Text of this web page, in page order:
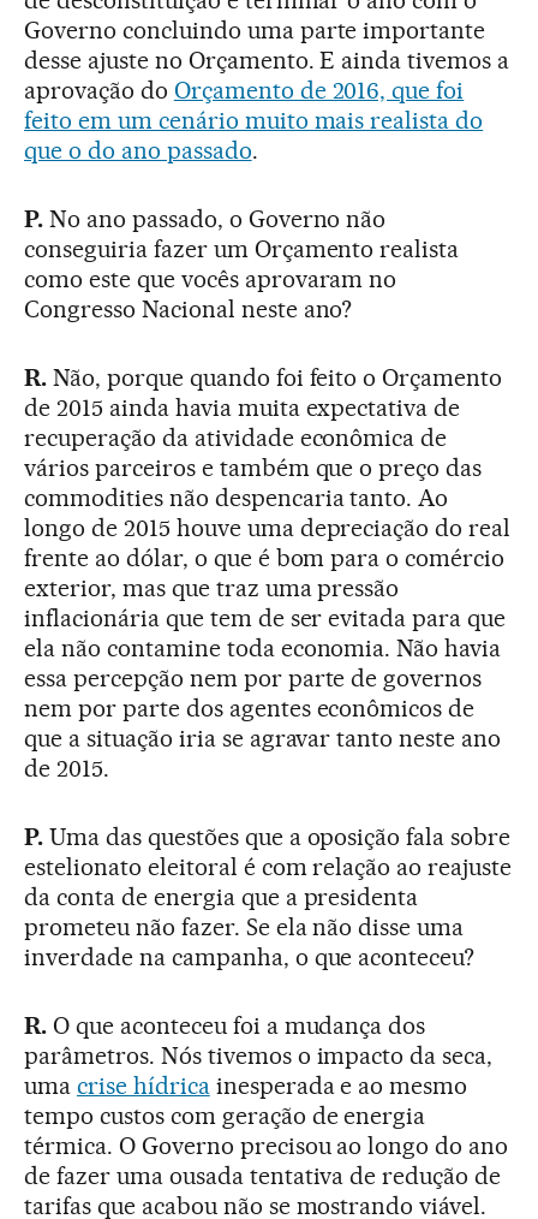
Governo concluindo uma parte importante
desse ajuste no Orçamento. E ainda tivemos a
aprovação do Orçamento de 2016, que foi
feito em um cenário muito mais realista do
que o do ano passado.
P.No ano passado, o Governo não
conseguiria fazer um Orçamento realista
como este que vocês aprovaram no
Congresso Nacional neste ano?
R.Não, porque quando foi feito o Orçamento
de 2015 ainda havia muita expectativa de
recuperação da atividade econômica de
vários parceiros e também que o preço das
commodities não despencaria tanto. Ao
longo de 2015 houve uma depreciação do real
frente ao dólar, o que é bom para o comércio
exterior, mas que traz uma pressão
inflacionária que tem de ser evitada para que
ela não contamine toda economia. Não havia
essa percepção nem por parte de governos
nem por parte dos agentes econômicos de
que a situação iria se agravar tanto neste ano
de 2015.
P.Uma das questões que a oposição fala sobre
estelionato eleitoral é com relação ao reajuste
da conta de energia que a presidenta
prometeu não fazer. Se ela não disse uma
inverdade na campanha, o que aconteceu?
R.O que aconteceu foi a mudança dos
parâmetros. Nós tivemos o impacto da seca,
uma crise hídricainesperada e ao mesmo
tempo custos com geração de energia
térmica. O Governo precisou ao longo do ano
de fazer uma ousada tentativa de redução de
tarifas que acabou não se mostrando viável.